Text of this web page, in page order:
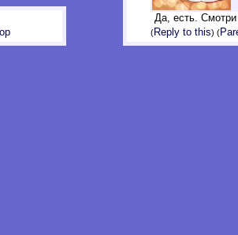
Да, есть.
(Reply to this) (